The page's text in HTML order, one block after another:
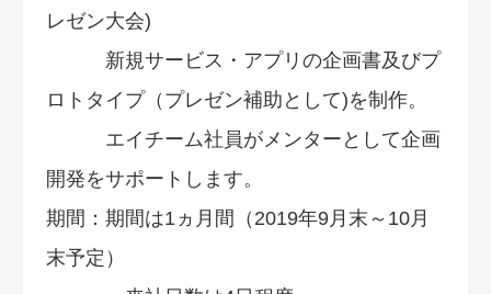
レゼン大会)
新規サービス・アプリの企画書及びプ
ロトタイプ（プレゼン補助として)を制作。
エイチーム社員がメンターとして企画
開発をサポートします。
期間：期間は1ヵ月間（2019年9月末～10月
末予定）